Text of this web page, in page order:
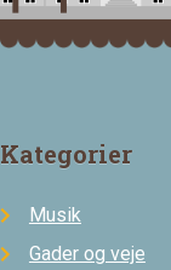
Kategorier
Musik
Gader og veje